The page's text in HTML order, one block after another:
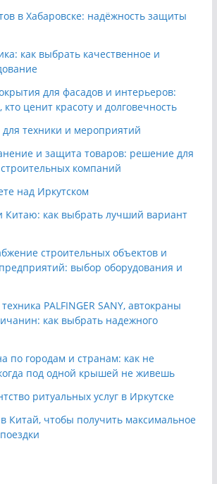
в Хабаровске: надёжность защиты
как выбрать качественное и
для фасадов и интерьеров:
ценит красоту и долговечность
техники и мероприятий
и защита товаров: решение для
компаний
над Иркутском
Китаю: как выбрать лучший вариант
строительных объектов и
выбор оборудования и
PALFINGER SANY, автокраны
как выбрать надежного
по городам и странам: как не
под одной крышей не живешь
ритуальных услуг в Иркутске
Китай, чтобы получить максимальное